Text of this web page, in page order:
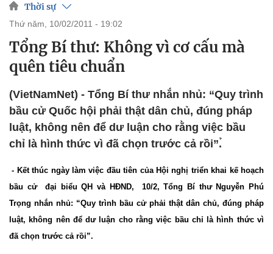
Thời sự
thứ năm, 10/02/2011 - 19:02
Tổng Bí thư: Không vì cơ cấu mà
quên tiêu chuẩn
(VietNamNet) - Tổng Bí thư nhắn nhủ: “Quy trình
bầu cử Quốc hội phải thật dân chủ, đúng pháp
luật, không nên để dư luận cho rằng việc bầu
chỉ là hình thức vì đã chọn trước cả rồi”.̉
- Kết thúc ngày làm việc đầu tiên của Hội nghị triển khai kế hoạch
bầu cử đại biểu QH và HĐND, 10/2, Tổng Bí thư Nguyễn Phú
Trọng nhắn nhủ: “Quy trình bầu cử phải thật dân chủ, đúng pháp
luật, không nên để dư luận cho rằng việc bầu chỉ là hình thức vì
đã chọn trước cả rồi”.